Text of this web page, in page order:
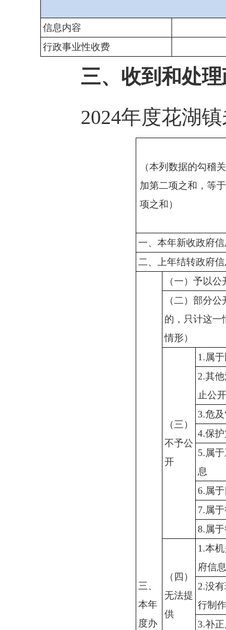
信息内容
行政事业性收费
三、收到和处理
2024年度花湖镇
（本列数据的勾稽
加第二项之和，等
项之和）
一、本年新收政府
二、上年结转政府
三、
本年
度办
（一）予以公
（二）部分
的，只计这一
情形）
（三）
不予公
开
1.属
2.其
止公开
3.危
4.保
5.属
息
6.属
7.属
8.属
（四）
无法提
供
1.本
府信息
2.没
行制作
3.补